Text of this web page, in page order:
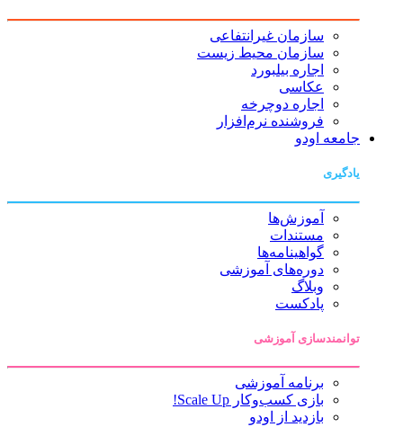
سازمان غیرانتفاعی
سازمان محیط زیست
اجاره بیلبورد
عکاسی
اجاره دوچرخه
فروشنده نرم‌افزار
جامعه اودو
یادگیری
آموزش‌ها
مستندات
گواهینامه‌ها
دوره‌های آموزشی
وبلاگ
پادکست
توانمندسازی آموزشی
برنامه آموزشی
بازی کسب‌وکار Scale Up!
بازدید از اودو